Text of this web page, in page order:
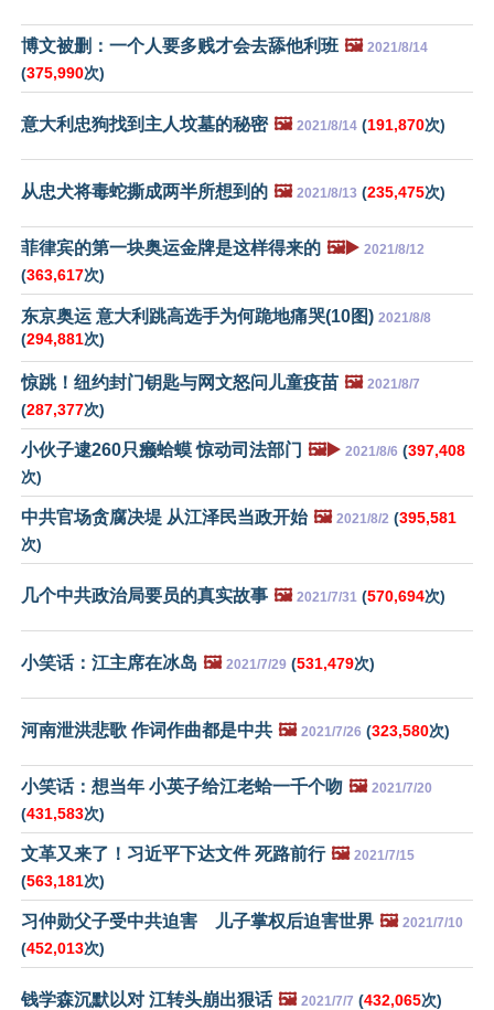
博文被删：一个人要多贱才会去舔他利班 🖼️ 2021/8/14
(375,990次)
意大利忠狗找到主人坟墓的秘密 🖼️ 2021/8/14 (191,870次)
从忠犬将毒蛇撕成两半所想到的 🖼️ 2021/8/13 (235,475次)
菲律宾的第一块奥运金牌是这样得来的 🖼️▶️ 2021/8/12
(363,617次)
东京奥运 意大利跳高选手为何跪地痛哭(10图) 2021/8/8
(294,881次)
惊跳！纽约封门钥匙与网文怒问儿童疫苗 🖼️ 2021/8/7
(287,377次)
小伙子逮260只癞蛤蟆 惊动司法部门 🖼️▶️ 2021/8/6 (397,408
次)
中共官场贪腐决堤 从江泽民当政开始 🖼️ 2021/8/2 (395,581
次)
几个中共政治局要员的真实故事 🖼️ 2021/7/31 (570,694次)
小笑话：江主席在冰岛 🖼️ 2021/7/29 (531,479次)
河南泄洪悲歌 作词作曲都是中共 🖼️ 2021/7/26 (323,580次)
小笑话：想当年 小英子给江老蛤一千个吻 🖼️ 2021/7/20
(431,583次)
文革又来了！习近平下达文件 死路前行 🖼️ 2021/7/15
(563,181次)
习仲勋父子受中共迫害 儿子掌权后迫害世界 🖼️ 2021/7/10
(452,013次)
钱学森沉默以对 江转头崩出狠话 🖼️ 2021/7/7 (432,065次)